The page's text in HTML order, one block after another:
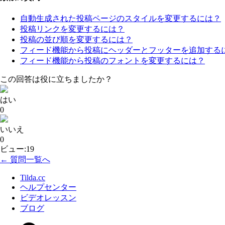
自動生成された投稿ページのスタイルを変更するには？
投稿リンクを変更するには？
投稿の並び順を変更するには？
フィード機能から投稿にヘッダーとフッターを追加する
フィード機能から投稿のフォントを変更するには？
この回答は役に立ちましたか？
はい
0
いいえ
0
ビュー:19
← 質問一覧へ
Tilda.cc
ヘルプセンター
ビデオレッスン
ブログ